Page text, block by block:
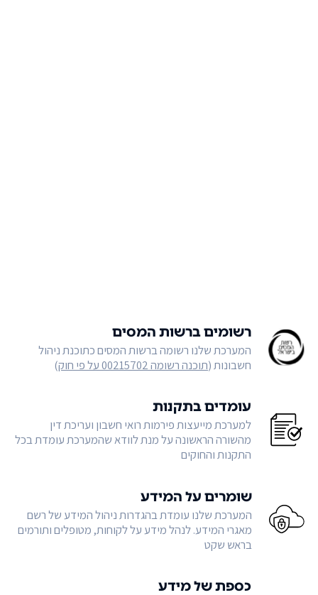
רשומים ברשות המסים
המערכת שלנו רשומה ברשות המסים כתוכנת ניהול
חשבונות (תוכנה רשומה 00215702 על פי חוק )
עומדים בתקנות
למערכת מייעצות פירמות רואי חשבון ועריכת דין
מהשורה הראשונה על מנת לוודא שהמערכת עומדת בכל
התקנות והחוקים
שומרים על המידע
המערכת שלנו עומדת בהגדרות ניהול המידע של רשם
מאגרי המידע. לנהל מידע על לקוחות, מטופלים ותורמים
בראש שקט
כספת של מידע